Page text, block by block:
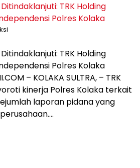
TRK Holding
Polres Kolaka
TRK Holding
Polres Kolaka
– KOLAKA SULTRA, – TRK
kinerja Polres Kolaka terkait
laporan pidana yang